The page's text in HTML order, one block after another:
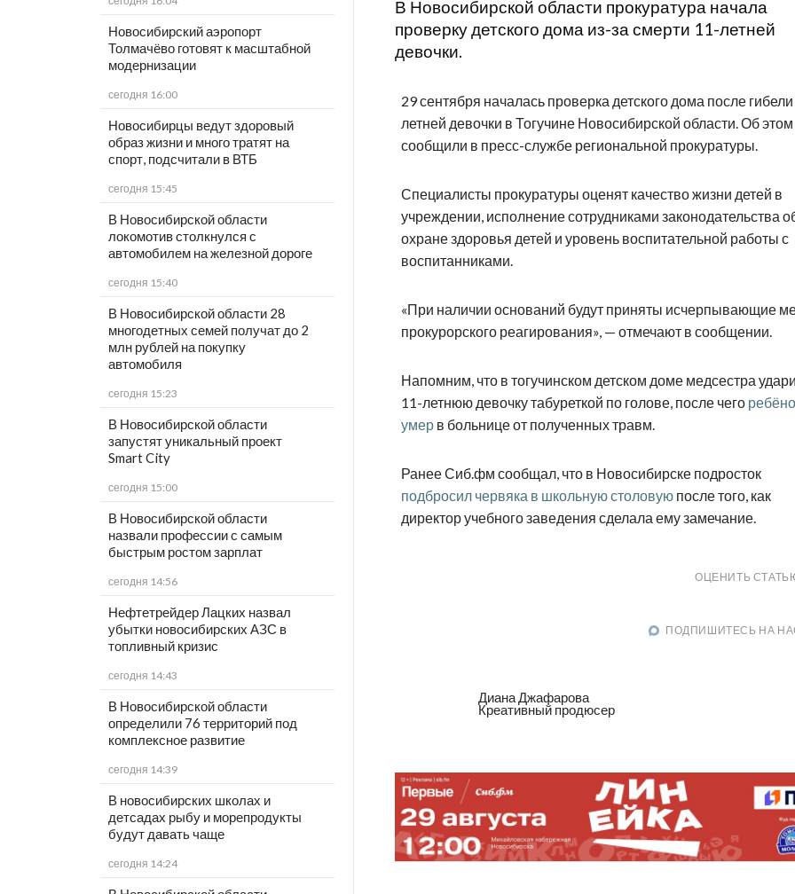
Новосибирский аэропорт
Толмачёво готовят к масштабной
модернизации
сегодня 16:00
Новосибирцы ведут здоровый
образ жизни и много тратят на
спорт, подсчитали в ВТБ
сегодня 15:45
В Новосибирской области
локомотив столкнулся с
автомобилем на железной дороге
сегодня 15:40
В Новосибирской области 28
многодетных семей получат до 2
млн рублей на покупку
автомобиля
сегодня 15:23
В Новосибирской области
запустят уникальный проект
Smart City
сегодня 15:00
В Новосибирской области
назвали профессии с самым
быстрым ростом зарплат
сегодня 14:56
Нефтетрейдер Лацких назвал
убытки новосибирских АЗС в
топливный кризис
сегодня 14:43
В Новосибирской области
определили 76 территорий под
комплексное развитие
сегодня 14:39
В новосибирских школах и
детсадах рыбу и морепродукты
будут давать чаще
сегодня 14:24
В Новосибирской области прокуратура начала
проверку детского дома из-за смерти 11-летней
девочки.
29 сентября началась проверка детского дома после
летней девочки в Тогучине Новосибирской области. Об этом
сообщили в пресс-службе региональной прокуратуры.
Специалисты прокуратуры оценят качество жизни детей в
учреждении, исполнение сотрудниками законодательства
охране здоровья детей и уровень воспитательной работы с
воспитанниками.
«При наличии оснований будут приняты исчерпывающие
прокурорского реагирования», — отмечают в сообщении.
Напомним, что в тогучинском детском доме медсестра
11-летнюю девочку табуреткой по голове, после чего
умер в больнице от полученных травм.
Ранее Сиб.фм сообщал, что в Новосибирске подросток
подбросил червяка в школьную столовую после того, как
директор учебного заведения сделала ему замечание.
ОЦЕНИТЬ
ПОДПИШИТЕСЬ НА
Диана Джафарова
Креативный продюсер